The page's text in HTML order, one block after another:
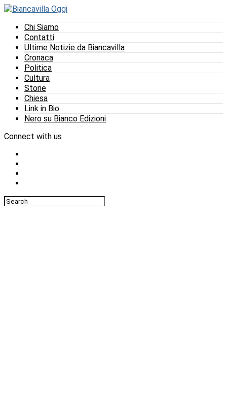
Chi Siamo
Contatti
Ultime Notizie da Biancavilla
Cronaca
Politica
Cultura
Storie
Chiesa
Link in Bio
Nero su Bianco Edizioni
Connect with us